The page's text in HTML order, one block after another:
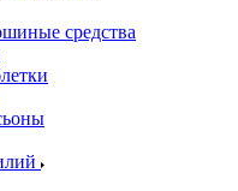
средства